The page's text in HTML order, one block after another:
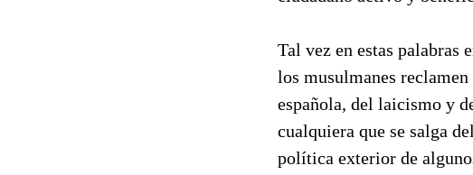
Tal vez en estas palabras
los musulmanes
española, del laicismo y
cualquiera que se salga
política exterior de